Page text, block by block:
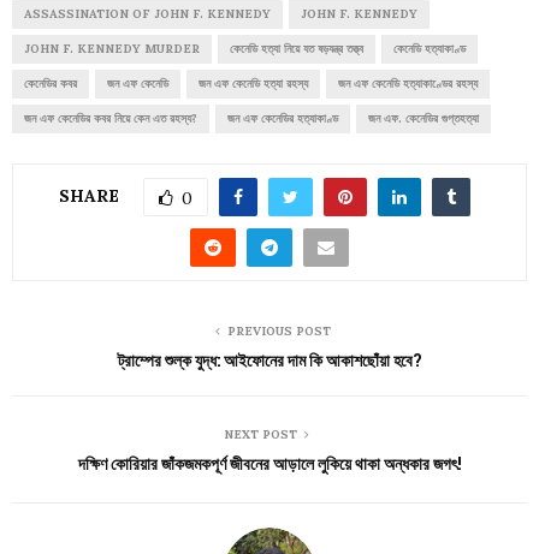
ASSASSINATION OF JOHN F. KENNEDY JOHN F. KENNEDY
JOHN F. KENNEDY MURDER কেনেডি হত্যা নিয়ে যত ষড়যন্ত্র তত্ত্ব কেনেডি হত্যাকাণ্ড
কেনেডির কবর জন এফ কেনেডি জন এফ কেনেডি হত্যা রহস্য জন এফ কেনেডি হত্যাকাণ্ডের রহস্য
জন এফ কেনেডির কবর নিয়ে কেন এত রহস্য? জন এফ কেনেডির হত্যাকাণ্ড জন এফ. কেনেডির গুপ্তহত্যা
SHARE 0
PREVIOUS POST
ট্রাম্পের শুল্ক যুদ্ধ: আইফোনের দাম কি আকাশছোঁয়া হবে?
NEXT POST
দক্ষিণ কোরিয়ার জাঁকজমকপূর্ণ জীবনের আড়ালে লুকিয়ে থাকা অন্ধকার জগৎ!